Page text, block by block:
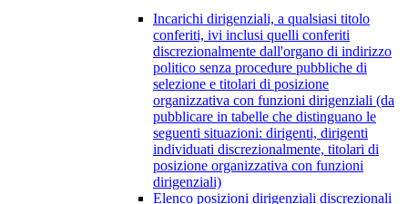
Incarichi dirigenziali, a qualsiasi titolo
conferiti, ivi inclusi quelli conferiti
discrezionalmente dall'organo di indirizzo
politico senza procedure pubbliche di
selezione e titolari di posizione
organizzativa con funzioni dirigenziali (da
pubblicare in tabelle che distinguano le
seguenti situazioni: dirigenti, dirigenti
individuati discrezionalmente, titolari di
posizione organizzativa con funzioni
dirigenziali)
Elenco posizioni dirigenziali discrezionali